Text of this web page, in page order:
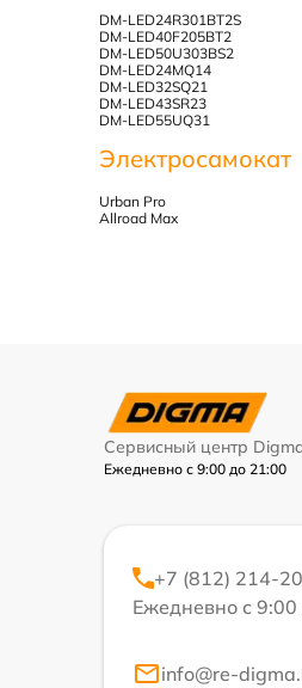
DM-LED24R301BT2S
DM-LED40F205BT2
DM-LED50U303BS2
DM-LED24MQ14
DM-LED32SQ21
DM-LED43SR23
DM-LED55UQ31
Электросамокат
Urban Pro
Allroad Max
Сервисный центр
Ежедневно с 9:00 до 21:00
+7 (812) 214-
Ежедневно с
info@re-